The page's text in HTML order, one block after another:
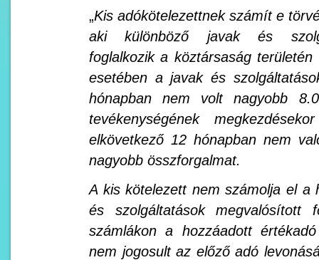
„Kis adókötelezettnek számít e
aki különböző javak és
foglalkozik a köztársaság
esetében a javak és
hónapban nem volt nagyobb
tevékenységének
elkövetkező 12 hónapban nem
nagyobb összforgalmat.
A kis kötelezett nem számolja el a
és szolgáltatások megvalósított
számlákon a hozzáadott
nem jogosult az előző adó